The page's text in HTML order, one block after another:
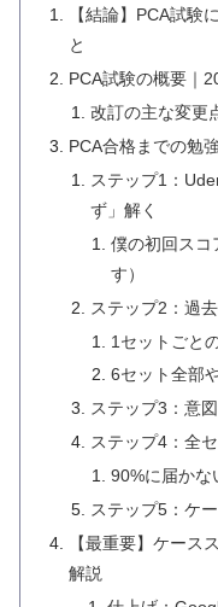
【結論】PCA試験
と
PCA試験の概要｜
改訂の主な変更
PCA合格までの勉
ステップ1：
ず」解く
僕の初回スコ
す）
ステップ2：過
1セットごと
6セット全部
ステップ3：意
ステップ4：全
90%に届かな
ステップ5：ケ
【最重要】ケース
解説